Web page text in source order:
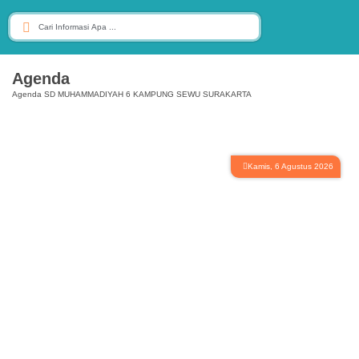
Agenda
Agenda SD MUHAMMADIYAH 6 KAMPUNG SEWU SURAKARTA
Kamis, 6 Agustus 2026